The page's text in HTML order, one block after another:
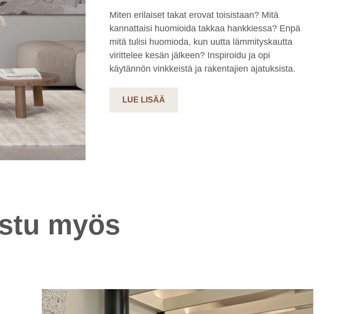
Miten erilaiset takat erovat toisistaan? Mitä
kannattaisi huomioida takkaa hankkiessa? Enpä
mitä tulisi huomioda, kun uutta lämmityskautta
virittelee kesän jälkeen? Inspiroidu ja opi
käytännön vinkkeistä ja rakentajien ajatuksista.
LUE LISÄÄ
myös